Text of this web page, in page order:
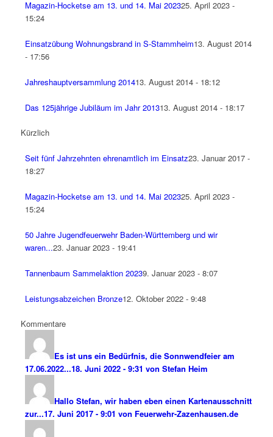
Magazin-Hocketse am 13. und 14. Mai 202325. April 2023 -
15:24
Einsatzübung Wohnungsbrand in S-Stammheim13. August 2014
- 17:56
Jahreshauptversammlung 201413. August 2014 - 18:12
Das 125jährige Jubiläum im Jahr 201313. August 2014 - 18:17
Kürzlich
Seit fünf Jahrzehnten ehrenamtlich im Einsatz23. Januar 2017 -
18:27
Magazin-Hocketse am 13. und 14. Mai 202325. April 2023 -
15:24
50 Jahre Jugendfeuerwehr Baden-Württemberg und wir
waren...23. Januar 2023 - 19:41
Tannenbaum Sammelaktion 20239. Januar 2023 - 8:07
Leistungsabzeichen Bronze12. Oktober 2022 - 9:48
Kommentare
Es ist uns ein Bedürfnis, die Sonnwendfeier am
17.06.2022...18. Juni 2022 - 9:31 von Stefan Heim
Hallo Stefan, wir haben eben einen Kartenausschnitt
zur...17. Juni 2017 - 9:01 von Feuerwehr-Zazenhausen.de